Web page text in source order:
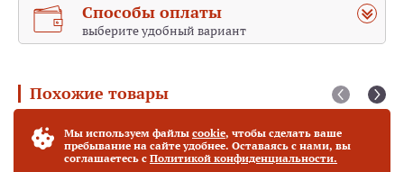
Способы оплаты
выберите удобный вариант
Похожие товары
Святой Даниил, мученик
Мы используем файлы cookie, чтобы сделать ваше
пребывание на сайте удобнее. Оставаясь с нами, вы
соглашаетесь с Политикой конфиденциальности.